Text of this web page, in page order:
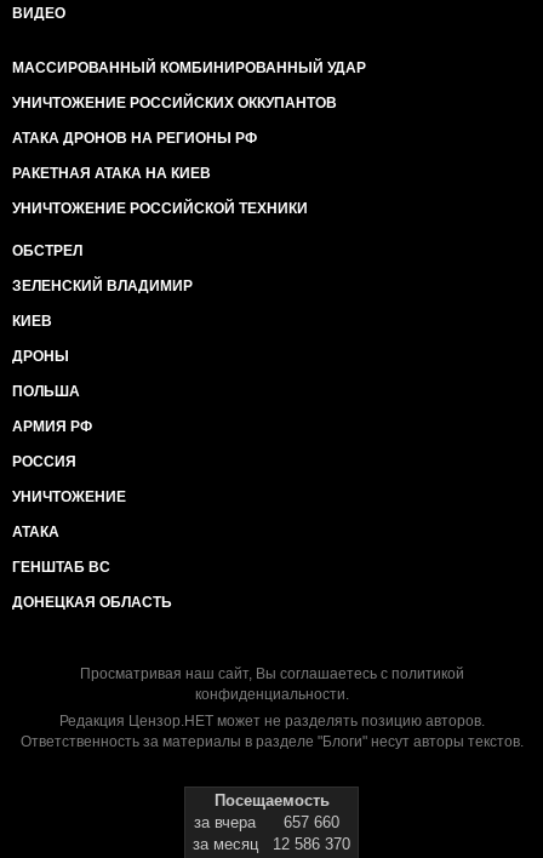
ВИДЕО
МАССИРОВАННЫЙ КОМБИНИРОВАННЫЙ УДАР
УНИЧТОЖЕНИЕ РОССИЙСКИХ ОККУПАНТОВ
АТАКА ДРОНОВ НА РЕГИОНЫ РФ
РАКЕТНАЯ АТАКА НА КИЕВ
УНИЧТОЖЕНИЕ РОССИЙСКОЙ ТЕХНИКИ
ОБСТРЕЛ
ЗЕЛЕНСКИЙ ВЛАДИМИР
КИЕВ
ДРОНЫ
ПОЛЬША
АРМИЯ РФ
РОССИЯ
УНИЧТОЖЕНИЕ
АТАКА
ГЕНШТАБ ВС
ДОНЕЦКАЯ ОБЛАСТЬ
Просматривая наш сайт, Вы соглашаетесь с политикой
конфиденциальности.
Редакция Цензор.НЕТ может не разделять позицию авторов.
Ответственность за материалы в разделе "Блоги" несут авторы текстов.
Посещаемость
за вчера
657 660
за месяц
12 586 370